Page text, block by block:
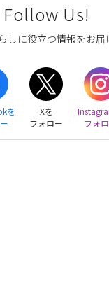
Follow Us!
しに役立つ情報をお届
を
Xを
フォロー
フォ